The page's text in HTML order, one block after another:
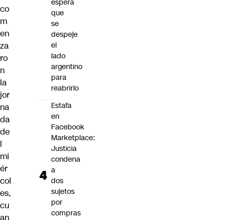
co
m
en
za
ro
n
la
jor
na
da
de
l
mi
ér
col
es,
cu
espera
que
se
despeje
el
lado
argentino
para
reabrirlo
Estafa
en
Facebook
Marketplace:
Justicia
condena
a
dos
sujetos
por
compras